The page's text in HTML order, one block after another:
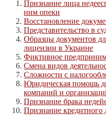
Признание лица
ним опеки
Восстановление
Представительство в
Образцы документов
лицензии в Украине
Фиктивное
Смена видов
Сложности с
Юридическая помощь
компаний и
Признание брака
Признание кредитного